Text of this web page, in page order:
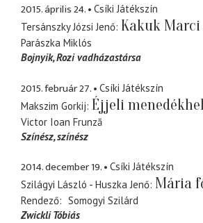
2015. április 24.
Csíki Játékszín
Tersánszky Józsi Jenő Kakuk Marci
Parászka Miklós
Bojnyik Rozi vadházastársa
2015. február 27.
Csíki Játékszín
Makszim Gorkij Éjjeli
Victor Ioan Frunză
Színész színész
2014. december 19.
Csíki Játékszín
Szilágyi László - Huszka Jenő Mária
Rendező
Somogyi Szilárd
Zwickli Tóbiás